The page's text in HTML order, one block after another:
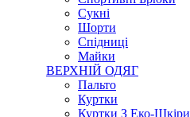
Сукні
Шорти
Спідниці
Майки
ВЕРХНІЙ ОДЯГ
Пальто
Куртки
Куртки З Еко-Шкіри